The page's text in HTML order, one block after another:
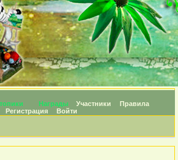
Награды Участники
Правила
Регистрация
Войти